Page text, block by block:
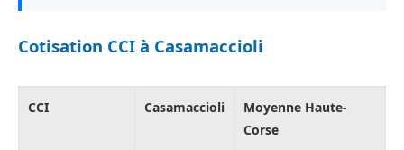
Cotisation CCI à Casamaccioli
CCI Casamaccioli
Moyenne Haute-
Corse